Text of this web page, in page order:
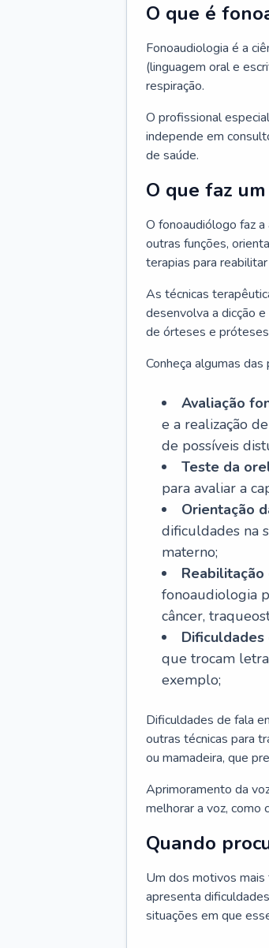
O que é
Fonoaudiologia é a
(linguagem oral e
respiração.
O profissional
independe em
de saúde.
O que faz
O fonoaudiólogo faz
outras funções,
terapias para
As técnicas
desenvolva a dicção
de órteses e
Conheça algumas
Avaliação
e a realização
de possíveis
Teste da
para avaliar a
Orientação
dificuldades na
materno;
fonoaudiologia
câncer,
que trocam
exemplo;
Dificuldades de fala
outras técnicas para
ou mamadeira, que
Aprimoramento da
melhorar a voz, como
Quando
Um dos motivos mais
apresenta
situações em que